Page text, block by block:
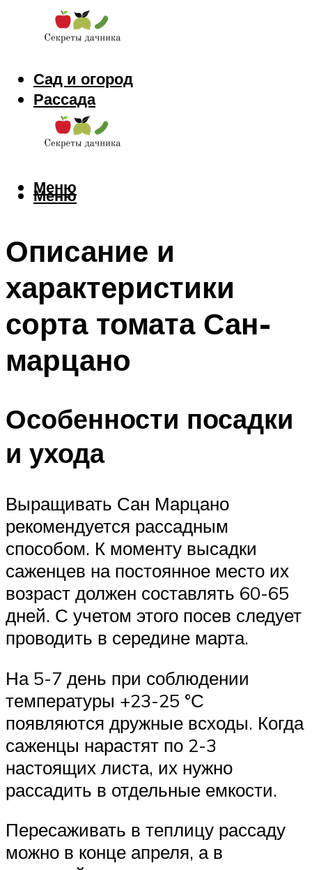
Сад и огород
Рассада
Цветы
Заготовки
Меню
Меню
Описание и
характеристики
сорта томата Сан-
марцано
Особенности посадки
и ухода
Выращивать Сан Марцано
рекомендуется рассадным
способом. К моменту высадки
саженцев на постоянное место их
возраст должен составлять 60-65
дней. С учетом этого посев следует
проводить в середине марта.
На 5-7 день при соблюдении
температуры +23-25 °С
появляются дружные всходы. Когда
саженцы нарастят по 2-3
настоящих листа, их нужно
рассадить в отдельные емкости.
Пересаживать в теплицу рассаду
можно в конце апреля, а в